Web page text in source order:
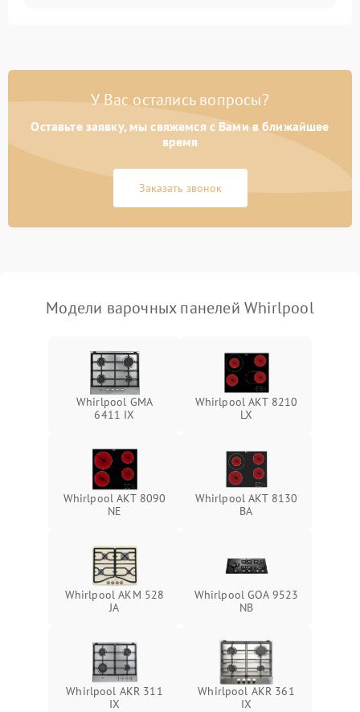
У Вас остались вопросы?
Оставьте заявку, мы свяжемся с Вами в ближайшее
время
Заказать звонок
Модели варочных панелей Whirlpool
Whirlpool GMA
6411 IX
Whirlpool AKT 8210
LX
Whirlpool AKT 8090
NE
Whirlpool AKT 8130
BA
Whirlpool AKM 528
JA
Whirlpool GOA 9523
NB
Whirlpool AKR 311
IX
Whirlpool AKR 361
IX